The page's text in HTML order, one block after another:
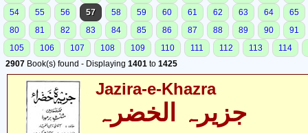
54
55 56 57 58 59 60 61 62 63 64
65
80
81 82 83 84 85 86 87 88 89 90
91
105
106 107 108 109 110 111 112 113
114
2907 Book(s) found - Displaying 1401 to 1425
Jazira-e-Khazra
جزیرہ الخضرہ